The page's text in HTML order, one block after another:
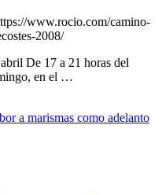
www.rocio.com/camino-
2008/
De 17 a 21 horas del
en el …